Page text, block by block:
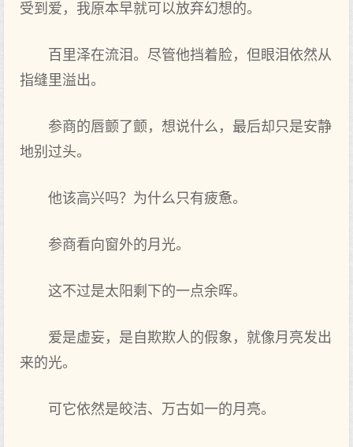
受到爱，我原本早就可以放弃幻想的。
百里泽在流泪。尽管他挡着脸，但眼泪依然从
指缝里溢出。
参商的唇颤了颤，想说什么，最后却只是安静
地别过头。
他该高兴吗？为什么只有疲惫。
参商看向窗外的月光。
这不过是太阳剩下的一点余晖。
爱是虚妄，是自欺欺人的假象，就像月亮发出
来的光。
可它依然是皎洁、万古如一的月亮。